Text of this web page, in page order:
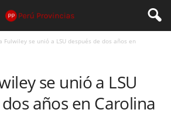
Fulwiley se unió a LSU después de dos años en
se unió a LSU
años en Carolina